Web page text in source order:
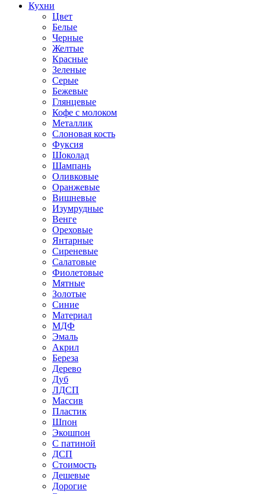
Кухни
Цвет
Белые
Черные
Желтые
Красные
Зеленые
Серые
Бежевые
Глянцевые
Кофе с молоком
Металлик
Слоновая кость
Фуксия
Шоколад
Шампань
Оливковые
Оранжевые
Вишневые
Изумрудные
Венге
Ореховые
Янтарные
Сиреневые
Салатовые
Фиолетовые
Мятные
Золотые
Синие
Материал
МДФ
Эмаль
Акрил
Береза
Дерево
Дуб
ЛДСП
Массив
Пластик
Шпон
Экошпон
С патиной
ДСП
Стоимость
Дешевые
Дорогие